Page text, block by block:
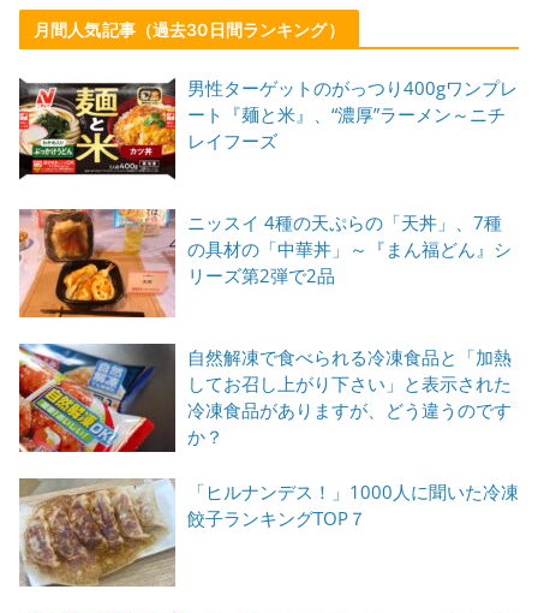
月間人気記事（過去30日間ランキング）
男性ターゲットのがっつり400gワンプレ
ート『麺と米』、“濃厚”ラーメン～ニチ
レイフーズ
ニッスイ 4種の天ぷらの「天丼」、7種
の具材の「中華丼」～『まん福どん』シ
リーズ第2弾で2品
自然解凍で食べられる冷凍食品と「加熱
してお召し上がり下さい」と表示された
冷凍食品がありますが、どう違うのです
か？
「ヒルナンデス！」1000人に聞いた冷凍
餃子ランキングTOP７